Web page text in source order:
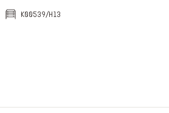
k00539/h13